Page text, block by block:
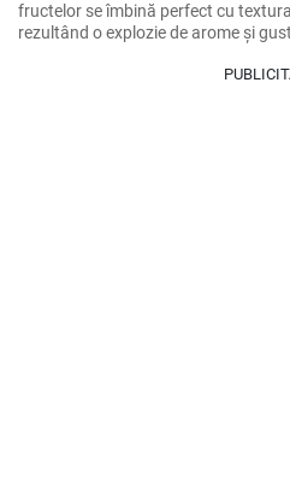
fructelor se îmbină perfect cu
rezultând o explozie de arome și